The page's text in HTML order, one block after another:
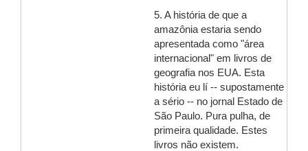
5. A história de que a
amazônia estaria sendo
apresentada como "área
internacional" em livros de
geografia nos EUA. Esta
história eu lí -- supostamente
a sério -- no jornal Estado de
São Paulo. Pura pulha, de
primeira qualidade. Estes
livros não existem.